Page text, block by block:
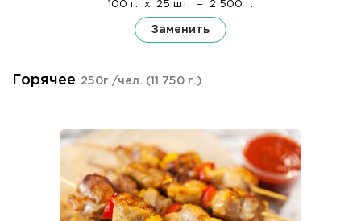
100 г. x 25 шт. = 2 500 г.
Заменить
Горячее 250г./чел. (11 750 г.)